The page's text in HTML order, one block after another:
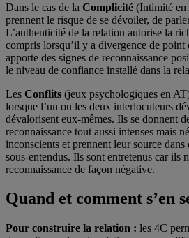
Dans le cas de la Complicité (Intimité en
prennent le risque de se dévoiler, de
L’authenticité de la relation autorise la
compris lorsqu’il y a divergence de
apporte des signes de reconnaissance
le niveau de confiance installé dans la
Les Conflits (jeux psychologiques en
lorsque l’un ou les deux interlocuteurs
dévalorisent eux-mêmes. Ils se donnent
reconnaissance tout aussi intenses mais
inconscients et prennent leur source dans
sous-entendus. Ils sont entretenus car ils
reconnaissance de façon négative.
Quand et comment s’en
Pour construire la relation : les 4C